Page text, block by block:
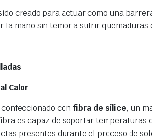
creado para actuar como una
la mano sin temor a sufrir
Calor
confeccionado con fibra de sílice, un
es capaz de soportar temperaturas
presentes durante el proceso de